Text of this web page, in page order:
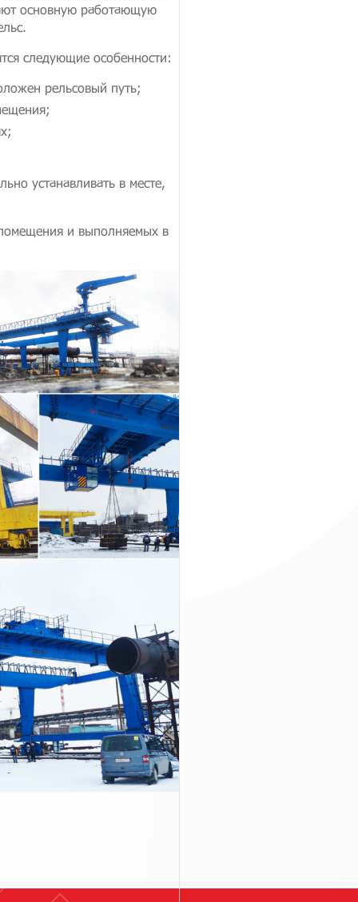
основную работающую
следующие особенности:
рельсовый путь;
устанавливать в месте,
и выполняемых в